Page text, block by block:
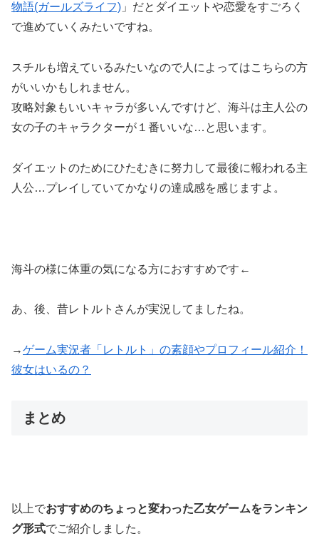
物語(ガールズライフ) 」だとダイエットや恋愛をすごろく
で進めていくみたいですね。
スチルも増えているみたいなので人によってはこちらの方
がいいかもしれません。
攻略対象もいいキャラが多いんですけど、海斗は主人公の
女の子のキャラクターが１番いいな…と思います。
ダイエットのためにひたむきに努力して最後に報われる主
人公…プレイしていてかなりの達成感を感じますよ。
海斗の様に体重の気になる方におすすめです←
あ、後、昔レトルトさんが実況してましたね。
→ゲーム実況者「レトルト」の素顔やプロフィール紹介！
彼女はいるの？
まとめ
以上でおすすめのちょっと変わった乙女ゲームをランキン
グ形式でご紹介しました。